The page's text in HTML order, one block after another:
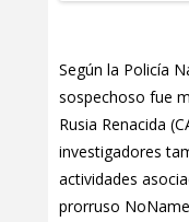
Según la Policía
sospechoso fue
Rusia Renacida
investigadores
actividades
prorruso